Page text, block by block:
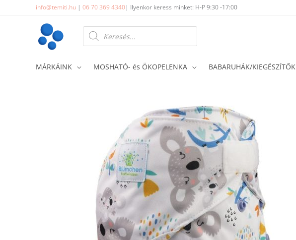
to
info@temiti.hu | 06 70 369 4340| Ilyenkor keress minket: H-P 9:30 -17:00
Products
search
MÁRKÁINK MOSHATÓ- és ÖKOPELENKA BABARUHÁK/KIEGÉSZÍTŐK